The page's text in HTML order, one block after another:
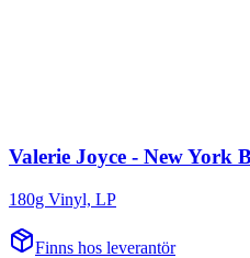
Valerie Joyce - New York
180g Vinyl, LP
Finns hos leverantör